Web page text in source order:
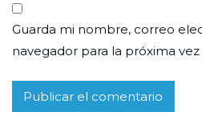
Guarda mi nombre, correo
navegador para la próxima